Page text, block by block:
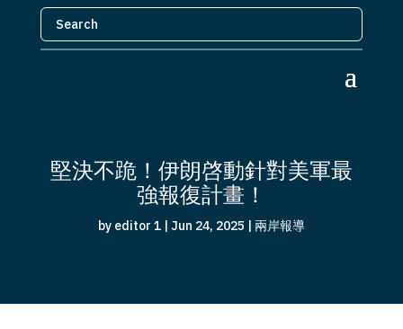
堅決不跪！伊朗啓動針對美軍最
強報復計畫！
by editor 1| Jun 24, 2025 | 兩岸報導